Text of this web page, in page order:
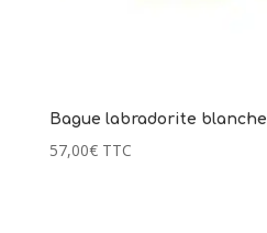
Bague labradorite blanche
57,00€ TTC